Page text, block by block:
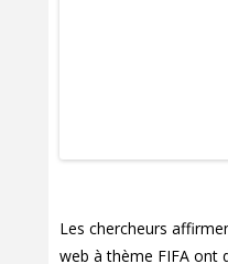
Les chercheurs
web à thème FIFA ont